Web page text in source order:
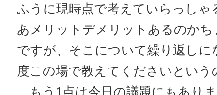
ふうに現時点で考えていらっしゃ
あメリットデメリットあるのか
ですが、そこについて繰り返しに
度この場で教えてくださいという
もう1点は今日の議題にもあり